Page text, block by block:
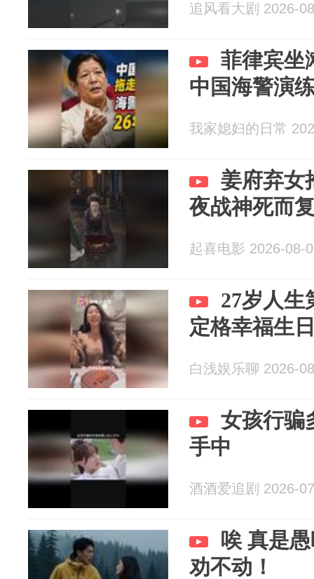
追风看大剧 2026-
菲律宾坐
中国海警演
我家媳妇的日常
姜府弃女
夜战神死而
起喜电影 2026-08-
27岁人生
定格幸福生
白浅娱乐聊 2026-
女孩行骗
手中
酒酒爱追剧 2026-
唉 真是
劝不动！